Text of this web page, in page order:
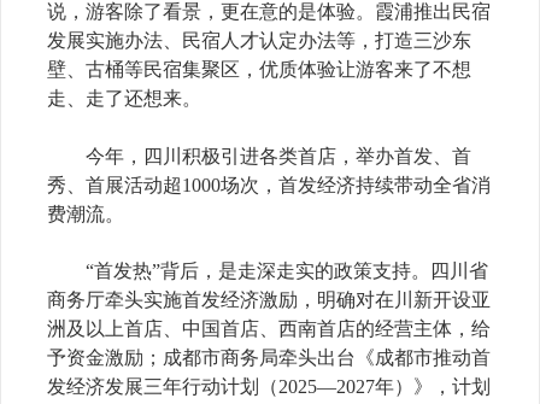
说，游客除了看景，更在意的是体验。霞浦推出民宿
发展实施办法、民宿人才认定办法等，打造三沙东
壁、古桶等民宿集聚区，优质体验让游客来了不想
走、走了还想来。
今年，四川积极引进各类首店，举办首发、首
秀、首展活动超1000场次，首发经济持续带动全省消
费潮流。
“首发热”背后，是走深走实的政策支持。四川省
商务厅牵头实施首发经济激励，明确对在川新开设亚
洲及以上首店、中国首店、西南首店的经营主体，给
予资金激励；成都市商务局牵头出台《成都市推动首
发经济发展三年行动计划（2025—2027年）》，计划